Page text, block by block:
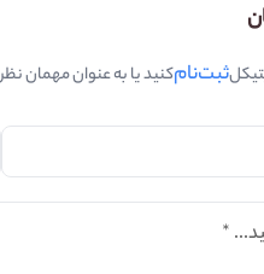
ثبت‌نامکنید یا به عنوان مهمان
*